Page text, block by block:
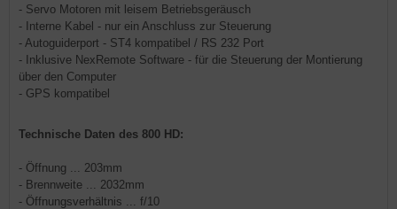
- Servo Motoren mit leisem Betriebsgeräusch
- Interne Kabel - nur ein Anschluss zur Steuerung
- Autoguiderport - ST4 kompatibel / RS 232 Port
- Inklusive NexRemote Software - für die Steuerung der Montierung
über den Computer
- GPS kompatibel
Technische Daten des 800 HD:
- Öffnung ... 203mm
- Brennweite ... 2032mm
- Öffnungsverhältnis ... f/10